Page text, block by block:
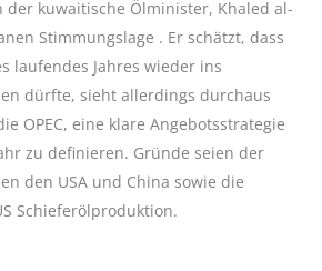
der kuwaitische Ölminister, Khaled al-
Stimmungslage . Er schätzt, dass
laufendes Jahres wieder ins
dürfte, sieht allerdings durchaus
OPEC, eine klare Angebotsstrategie
zu definieren. Gründe seien der
den USA und China sowie die
Schieferölproduktion.